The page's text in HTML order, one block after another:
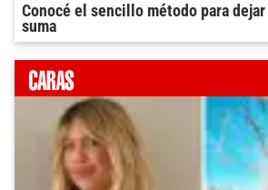
Conocé el sencillo método para
suma